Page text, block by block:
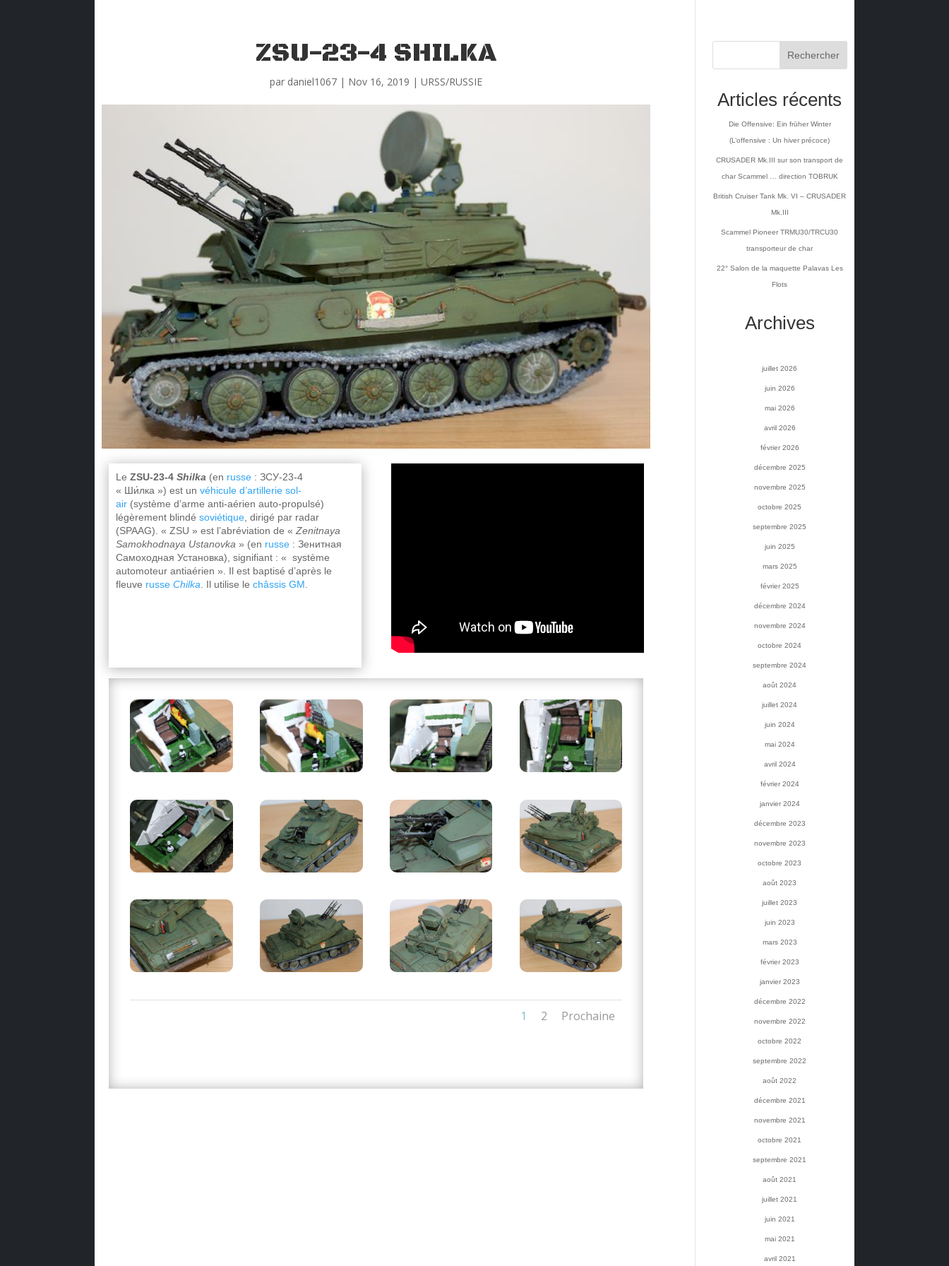
ZSU-23-4 SHILKA
par daniel1067 | Nov 16, 2019 |URSS/RUSSIE
LeZSU-23-4Shilka (en russe :ЗСУ-23-4
« Ши́лка ») est unvéhicule d’artillerie sol-
air (système d’arme anti-aérien auto-propulsé)
légèrement blindésoviétique , dirigé par radar
(SPAAG). « ZSU » est l’abréviation de «Zenitnaya
Samokhodnaya Ustanovka » (en russe :Зенитная
Самоходная Установка), signifiant : « système
automoteur antiaérien ». Il est baptisé d’après le
fleuve russe Chilka . Il utilise lechâssis GM
1 2 Prochaine
Rechercher
Articles récents
Die Offensive: Ein früher Winter
(L’offensive : Un hiver précoce)
CRUSADER Mk.III sur son transport de
char Scammel … direction TOBRUK
British Cruiser Tank Mk. VI – CRUSADER
Mk.III
Scammel Pioneer TRMU30/TRCU30
transporteur de char
22° Salon de la maquette Palavas Les
Flots
Archives
juillet 2026
juin 2026
mai 2026
avril 2026
février 2026
décembre 2025
novembre 2025
octobre 2025
septembre 2025
juin 2025
mars 2025
février 2025
décembre 2024
novembre 2024
octobre 2024
septembre 2024
août 2024
juillet 2024
juin 2024
mai 2024
avril 2024
février 2024
janvier 2024
décembre 2023
novembre 2023
octobre 2023
août 2023
juillet 2023
juin 2023
mars 2023
février 2023
janvier 2023
décembre 2022
novembre 2022
octobre 2022
septembre 2022
août 2022
décembre 2021
novembre 2021
octobre 2021
septembre 2021
août 2021
juillet 2021
juin 2021
mai 2021
avril 2021